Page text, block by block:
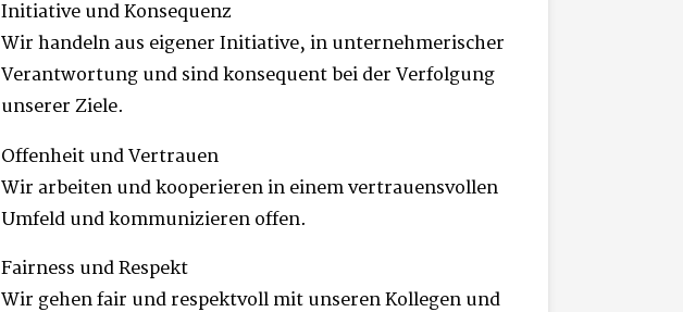
Initiative und Konsequenz
Wir handeln aus eigener Initiative, in unternehmerischer
Verantwortung und sind konsequent bei der Verfolgung
unserer Ziele.
Offenheit und Vertrauen
Wir arbeiten und kooperieren in einem vertrauensvollen
Umfeld und kommunizieren offen.
Fairness und Respekt
Wir gehen fair und respektvoll mit unseren Kollegen und